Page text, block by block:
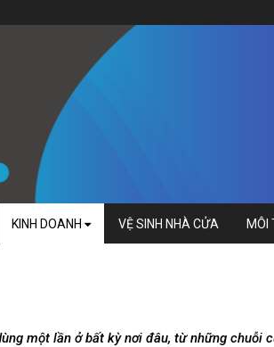
KINH DOANH VỆ SINH NHÀ CỬA MÔI
một lần ở bất kỳ nơi đâu, từ những chuỗi